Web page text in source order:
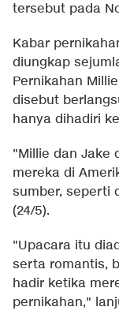
tersebut pada
Kabar
diungkap
Pernikahan
disebut
hanya dihadiri
"Millie dan Jake
mereka di
sumber, seperti
(24/5).
"Upacara itu
serta romantis,
hadir ketika
pernikahan,"